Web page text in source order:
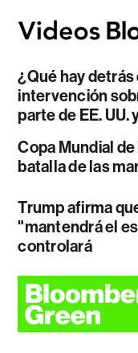
¿Qué hay detrás
intervención
parte de EE. UU.
Copa Mundial de
batalla de las
Trump afirma
"mantendrá el
controlará